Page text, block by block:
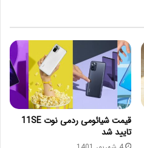
قیمت شیائومی ردمی نوت 11SE
تایید شد